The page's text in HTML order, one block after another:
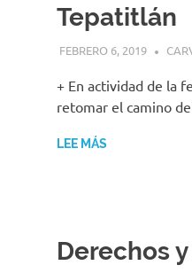
Tepatitlán
FEBRERO 6, 2019
+ En actividad de la
retomar el camino
LEE MÁS
Derechos